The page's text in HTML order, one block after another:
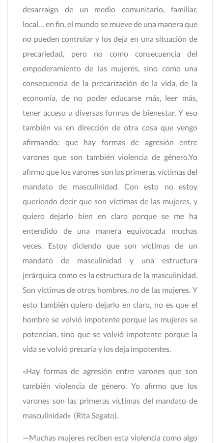
desarraigo de un medio comunitario, familiar,
local… en fin, el mundo se mueve de una manera que
no pueden controlar y los deja en una situación de
precariedad, pero no como consecuencia del
empoderamiento de las mujeres, sino como una
consecuencia de la precarización de la vida, de la
economía, de no poder educarse más, leer más,
tener acceso a diversas formas de bienestar. Y eso
también va en dirección de otra cosa que vengo
afirmando: que hay formas de agresión entre
varones que son también violencia de género.Yo
afirmo que los varones son las primeras víctimas del
mandato de masculinidad. Con esto no estoy
queriendo decir que son víctimas de las mujeres, y
quiero dejarlo bien en claro porque se me ha
entendido de una manera equivocada muchas
veces. Estoy diciendo que son víctimas de un
mandato de masculinidad y una estructura
jerárquica como es la estructura de la masculinidad.
Son víctimas de otros hombres, no de las mujeres. Y
esto también quiero dejarlo en claro, no es que el
hombre se volvió impotente porque las mujeres se
potencian, sino que se volvió impotente porque la
vida se volvió precaria y los deja impotentes.
«Hay formas de agresión entre varones que son
también violencia de género. Yo afirmo que los
varones son las primeras víctimas del mandato de
masculinidad» (Rita Segato).
—Muchas mujeres reciben esta violencia como algo